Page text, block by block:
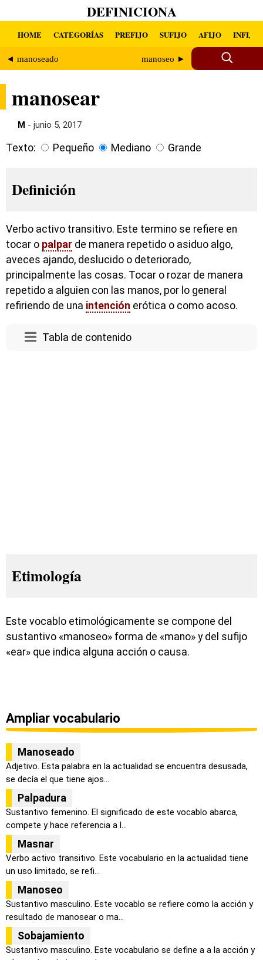
DEFINICIONA
HOME CATEGORÍAS PREFIJO SUFIJO AFIJO INFIJO
◄ manoseado manoseo ►
manosear
M - junio 5, 2017
Texto: Pequeño Mediano Grande
Definición
Verbo activo transitivo. Este termino se refiere en
tocar o palpar de manera repetido o asiduo algo,
aveces ajando, deslucido o deteriorado,
principalmente las cosas. Tocar o rozar de manera
repetido a alguien con las manos, por lo general
refiriendo de una intención erótica o como acoso.
Tabla de contenido
Etimología
Este vocablo etimológicamente se compone del
sustantivo «manoseo» forma de «mano» y del sufijo
«ear» que indica alguna acción o causa.
Ampliar vocabulario
Manoseado
Adjetivo. Esta palabra en la actualidad se encuentra desusada,
se decía el que tiene ajos...
Palpadura
Sustantivo femenino. El significado de este vocablo abarca,
compete y hace referencia a l...
Masnar
Verbo activo transitivo. Este vocabulario en la actualidad tiene
un uso limitado, se refi...
Manoseo
Sustantivo masculino. Este vocablo se refiere como la acción y
resultado de manosear o ma...
Sobajamiento
Sustantivo masculino. Este vocabulario se define a a la acción y